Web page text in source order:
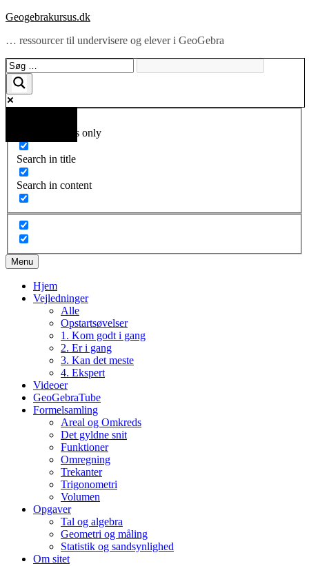
Skip
content
Geogebrakursus.dk
… ressourcer til undervisere og elever i GeoGebra
Exact matches only
Search in title
Search in content
Menu
Hjem
Vejledninger
Alle
Opstartsøvelser
1. Kom godt i gang
2. Er i gang
3. Kan det meste
4. Ekspert
Videoer
GeoGebraTube
Formelsamling
Areal og Omkreds
Det gyldne snit
Funktioner
Omregning
Trekanter
Trigonometri
Volumen
Opgaver
Tal og algebra
Geometri og måling
Statistik og sandsynlighed
Om sitet